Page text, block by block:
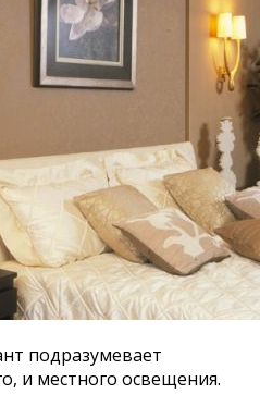
подразумевает
и местного освещения.